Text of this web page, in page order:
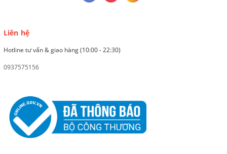
Liên hệ
Hotline tư vấn & giao hàng (10:00 - 22:30)
0937575156